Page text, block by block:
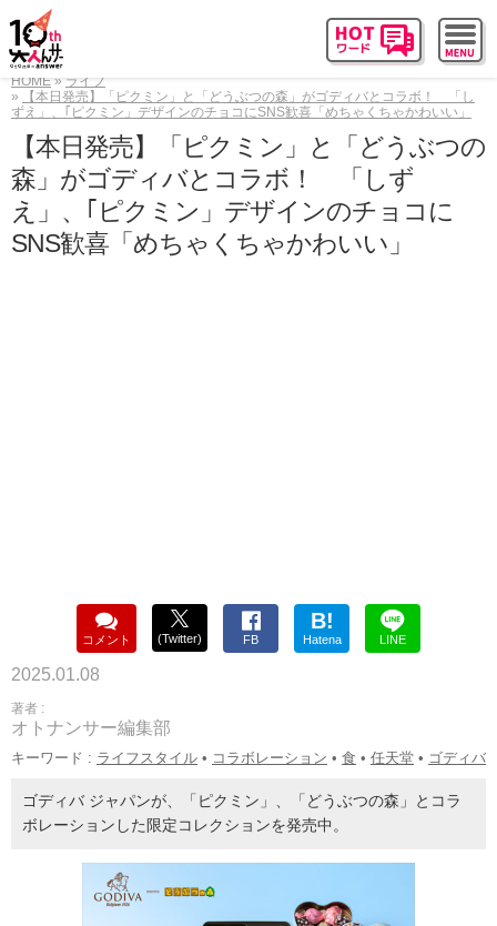
HOME
ライフ
【本日発売】「ピクミン」と「どうぶつの森」がゴディバとコラボ！ 「し
ずえ」、｢ピクミン」デザインのチョコにSNS歓喜「めちゃくちゃかわいい」
【本日発売】「ピクミン」と「どうぶつの
森」がゴディバとコラボ！ 「しず
え」、｢ピクミン」デザインのチョコに
SNS歓喜「めちゃくちゃかわいい」
コメント (Twitter) FB
B!
Hatena LINE
2025.01.08
著者 :
オトナンサー編集部
キーワード : ライフスタイル • コラボレーション • 食 • 任天堂 • ゴディバ
ゴディバ ジャパンが、「ピクミン」、「どうぶつの森」とコラ
ボレーションした限定コレクションを発売中。